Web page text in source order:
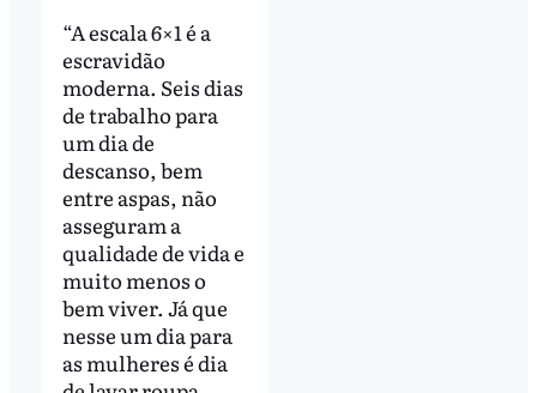
“A escala 6×1 é a
escravidão
moderna. Seis dias
de trabalho para
um dia de
descanso, bem
entre aspas, não
asseguram a
qualidade de vida e
muito menos o
bem viver. Já que
nesse um dia para
as mulheres é dia